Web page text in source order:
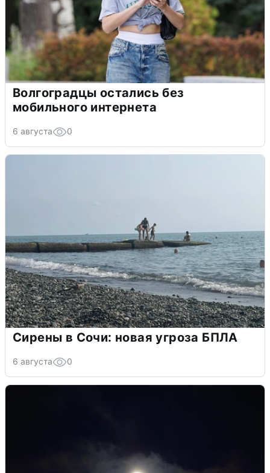
Волгоградцы остались без
мобильного интернета
6 августа 0
Сирены в Сочи: новая угроза БПЛА
6 августа 0